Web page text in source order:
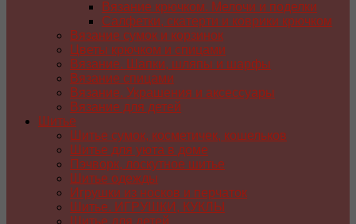
Вязание крючком. Мелочи и поделки
Салфетки, скатерти и коврики крючком
Вязание сумок и корзинок
Цветы крючком и спицами
Вязание. Шапки, шляпы и шарфы
Вязание спицами
Вязание. Украшения и аксессуары
Вязание для детей
Шитье
Шитье сумок, косметичек, кошельков
Шитье для уюта в доме
Пэчворк, лоскутное шитье
Шитье одежды
Игрушки из носков и перчаток
Шитье. ИГРУШКИ, КУКЛЫ
Шитье для детей